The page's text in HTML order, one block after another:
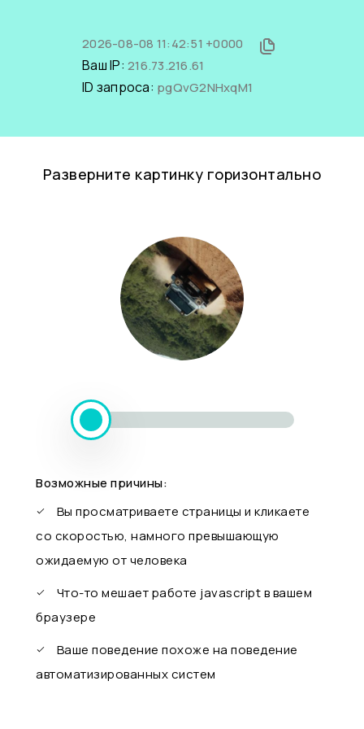
2026-08-08 11:42:51 +0000
Ваш IP: 216.73.216.61
ID запроса: pgQvG2NHxqM1
Разверните картинку горизонтально
Возможные причины:
Вы просматриваете страницы и кликаете
со скоростью, намного превышающую
ожидаемую от человека
Что-то мешает работе javascript в вашем
браузере
Ваше поведение похоже на поведение
автоматизированных систем